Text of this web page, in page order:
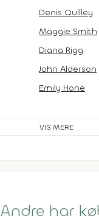
Denis Quilley
Maggie Smith
Diana Rigg
John Alderson
Emily Hone
VIS MERE
Andre har